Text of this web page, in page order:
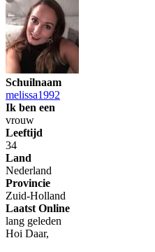
Schuilnaam
melissa1992
Ik ben een
vrouw
Leeftijd
34
Land
Nederland
Provincie
Zuid-Holland
Laatst Online
lang geleden
Hoi Daar,